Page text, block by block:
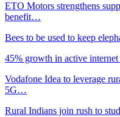
ETO Motors strengthens
benefit…
Bees to be used to keep
45% growth in active
Vodafone Idea to leverage
5G…
Rural Indians join rush to